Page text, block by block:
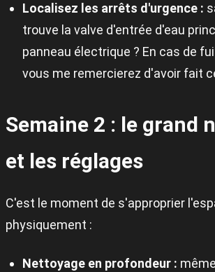
Localisez les arrêts d'urgence :
trouve la valve d'entrée d'eau
panneau électrique ? En cas de
vous me remercierez d'avoir fait
Semaine 2 : le grand
et les réglages
C'est le moment de s'approprier
physiquement :
Nettoyage en profondeur :